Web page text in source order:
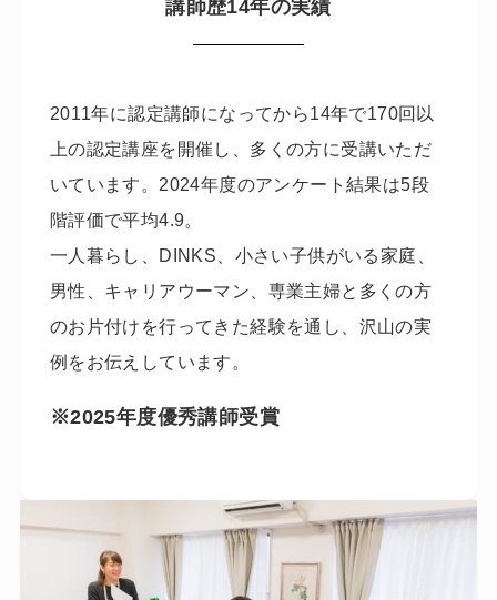
講師歴14年の実績
2011年に認定講師になってから14年で170回以
上の認定講座を開催し、多くの方に受講いただ
いています。2024年度のアンケート結果は5段
階評価で平均4.9。
一人暮らし、DINKS、小さい子供がいる家庭、
男性、キャリアウーマン、専業主婦と多くの方
のお片付けを行ってきた経験を通し、沢山の実
例をお伝えしています。
※2025年度優秀講師受賞